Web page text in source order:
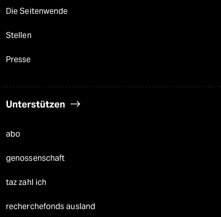
Die Seitenwende
Stellen
Presse
Unterstützen
abo
genossenschaft
taz zahl ich
recherchefonds ausland